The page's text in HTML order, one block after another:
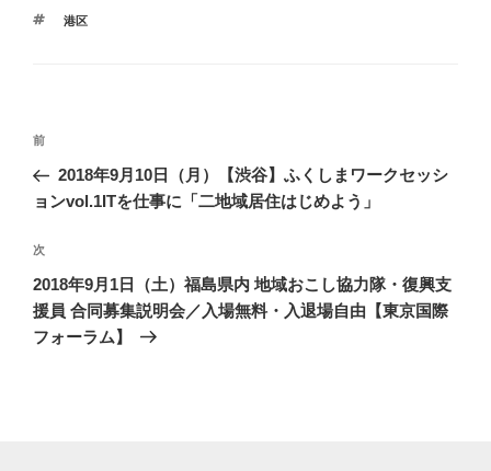
ゴ
タ
港区
投
ナ
ゲ
ー
シ
ョ
前
の
投
前
2018年9月10日（月）【渋谷】ふくしまワークセッシ
ョンvol.1ITを仕事に「二地域居住はじめよう」
次
の
投
稿
次
2018年9月1日（土）福島県内 地域おこし協力隊・復興支
援員 合同募集説明会／入場無料・入退場自由【東京国際
フォーラム】